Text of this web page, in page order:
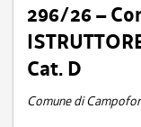
296/26 –
Cat. D
Comune di